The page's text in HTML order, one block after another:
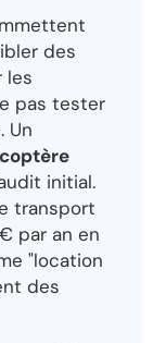
des
les
pas tester
Un
initial.
transport
par an en
"location
des